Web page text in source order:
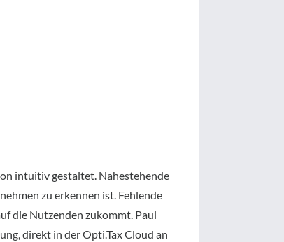
intuitiv gestaltet. Nahestehende
zu erkennen ist. Fehlende
die Nutzenden zukommt. Paul
direkt in der Opti.Tax Cloud an